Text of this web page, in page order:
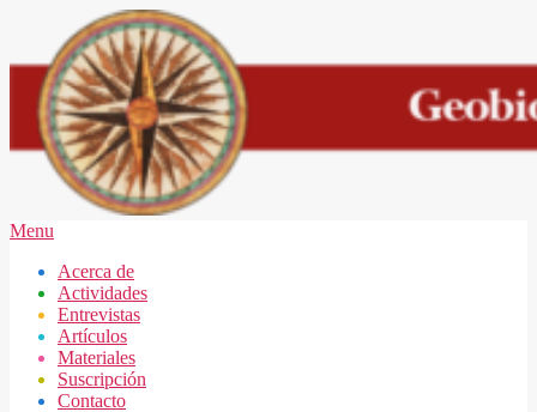
content
GEOBIOLOGÍA
DEL
PLATA
Secondary
Menu
Menu
Acerca de
Actividades
Entrevistas
Artículos
Materiales
Suscripción
Contacto